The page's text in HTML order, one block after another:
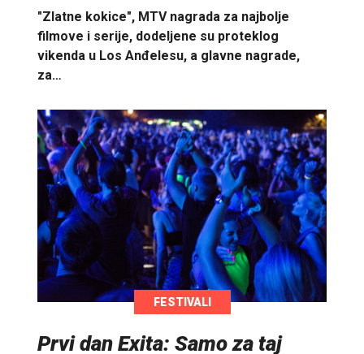
"Zlatne kokice", MTV nagrada za najbolje
filmove i serije, dodeljene su proteklog
vikenda u Los Anđelesu, a glavne nagrade,
za…
FESTIVALI
Prvi dan Exita: Samo za taj